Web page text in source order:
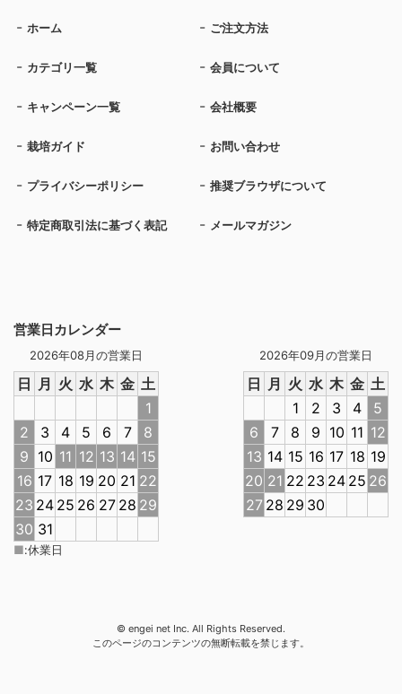
営業日カレンダー
2026年08月の営業日
日 月 火 水 木 金 土
1
2
3 4 5 6 7
8
9 10 11 12 13 14 15
16 17 18 19 20 21 22
23 24 25 26 27 28 29
30 31
2026年09月の営業日
日 月 火 水 木 金 土
1
2 3 4
5
6
7 8 9 10 11 12
13 14 15 16 17 18 19
20 21 22 23 24 25 26
27 28 29 30
■:休業日
ホーム ご注文方法
カテゴリ一覧 会員について
キャンペーン一覧 会社概要
栽培ガイド お問い合わせ
プライバシーポリシー 推奨ブラウザについて
特定商取引法に基づく表記 メールマガジン
© engei net Inc. All Rights Reserved.
このページのコンテンツの無断転載を禁じます。